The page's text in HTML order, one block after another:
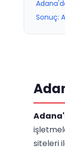
Sonuç:
siteleri